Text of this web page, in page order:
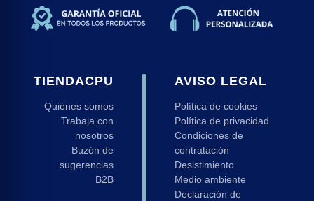
TIENDACPU
Quiénes somos
Trabaja con
nosotros
Buzón de
sugerencias
B2B
AVISO LEGAL
Política de cookies
Política de privacidad
Condiciones de
contratación
Desistimiento
Medio ambiente
Declaración de